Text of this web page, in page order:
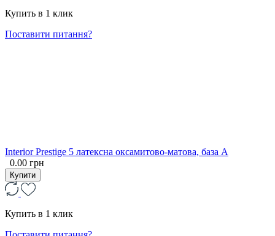
Купить в 1 клик
Поставити питання?
Interior Prestige 5 латексна оксамитово-матова, база А
0.00 грн
Купити
Купить в 1 клик